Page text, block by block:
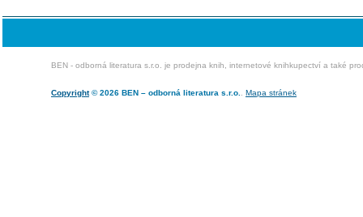
BEN - odborná literatura s.r.o. je prodejna knih, internetové knihkupectví a také
Copyright© 2026 BEN – odborná literatura s.r.o. Mapa stránek